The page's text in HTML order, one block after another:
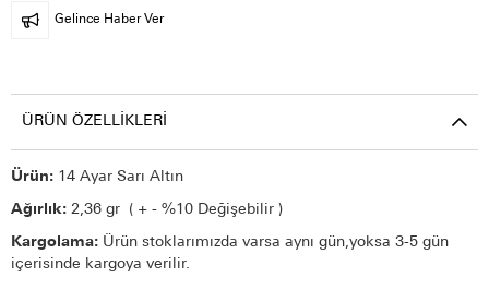
Gelince Haber Ver
ÜRÜN ÖZELLIKLERI
Ürün: 14 Ayar Sarı Altın
Ağırlık: 2,36 gr ( + - %10 Değişebilir )
Kargolama: Ürün stoklarımızda varsa aynı gün,yoksa 3-5 gün
içerisinde kargoya verilir.